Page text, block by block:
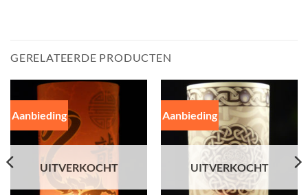
GERELATEERDE PRODUCTEN
Aanbieding
UITVERKOCHT
Aanbieding
UITVERKOCHT